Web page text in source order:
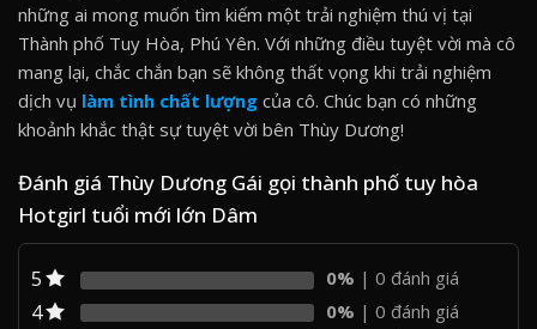
những ai mong muốn tìm kiếm một trải nghiệm thú vị tại
Thành phố Tuy Hòa, Phú Yên. Với những điều tuyệt vời mà cô
mang lại, chắc chắn bạn sẽ không thất vọng khi trải nghiệm
dịch vụ làm tình chất lượng của cô. Chúc bạn có những
khoảnh khắc thật sự tuyệt vời bên Thùy Dương!
Đánh giá Thùy Dương Gái gọi thành phố tuy hòa
Hotgirl tuổi mới lớn Dâm
5 0% | 0 đánh giá
4 0% | 0 đánh giá